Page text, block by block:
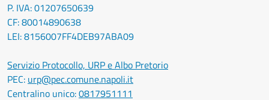
P. IVA: 01207650639
CF: 80014890638
LEI: 8156007FF4DEB97ABA09
Servizio Protocollo, URP e Albo Pretorio
PEC: urp@pec.comune.napoli.it
Centralino unico:0817951111